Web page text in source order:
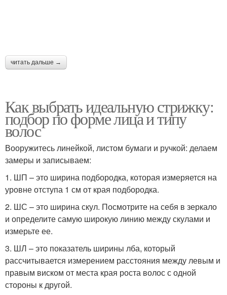
читать дальше →
Как выбрать идеальную стрижку:
подбор по форме лица и типу
волос
Вооружитесь линейкой, листом бумаги и ручкой: делаем
замеры и записываем:
1. ШП – это ширина подбородка, которая измеряется на
уровне отступа 1 см от края подбородка.
2. ШС – это ширина скул. Посмотрите на себя в зеркало
и определите самую широкую линию между скулами и
измерьте ее.
3. ШЛ – это показатель ширины лба, который
рассчитывается измерением расстояния между левым и
правым виском от места края роста волос с одной
стороны к другой.